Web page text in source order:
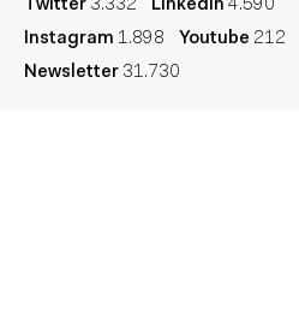
Twitter 3.332 Linkedin 4.590
Instagram 1.898 Youtube 212
Newsletter 31.730